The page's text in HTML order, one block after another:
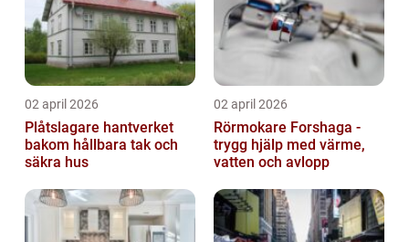
02 april 2026
Plåtslagare hantverket
bakom hållbara tak och
säkra hus
02 april 2026
Rörmokare Forshaga -
trygg hjälp med värme,
vatten och avlopp